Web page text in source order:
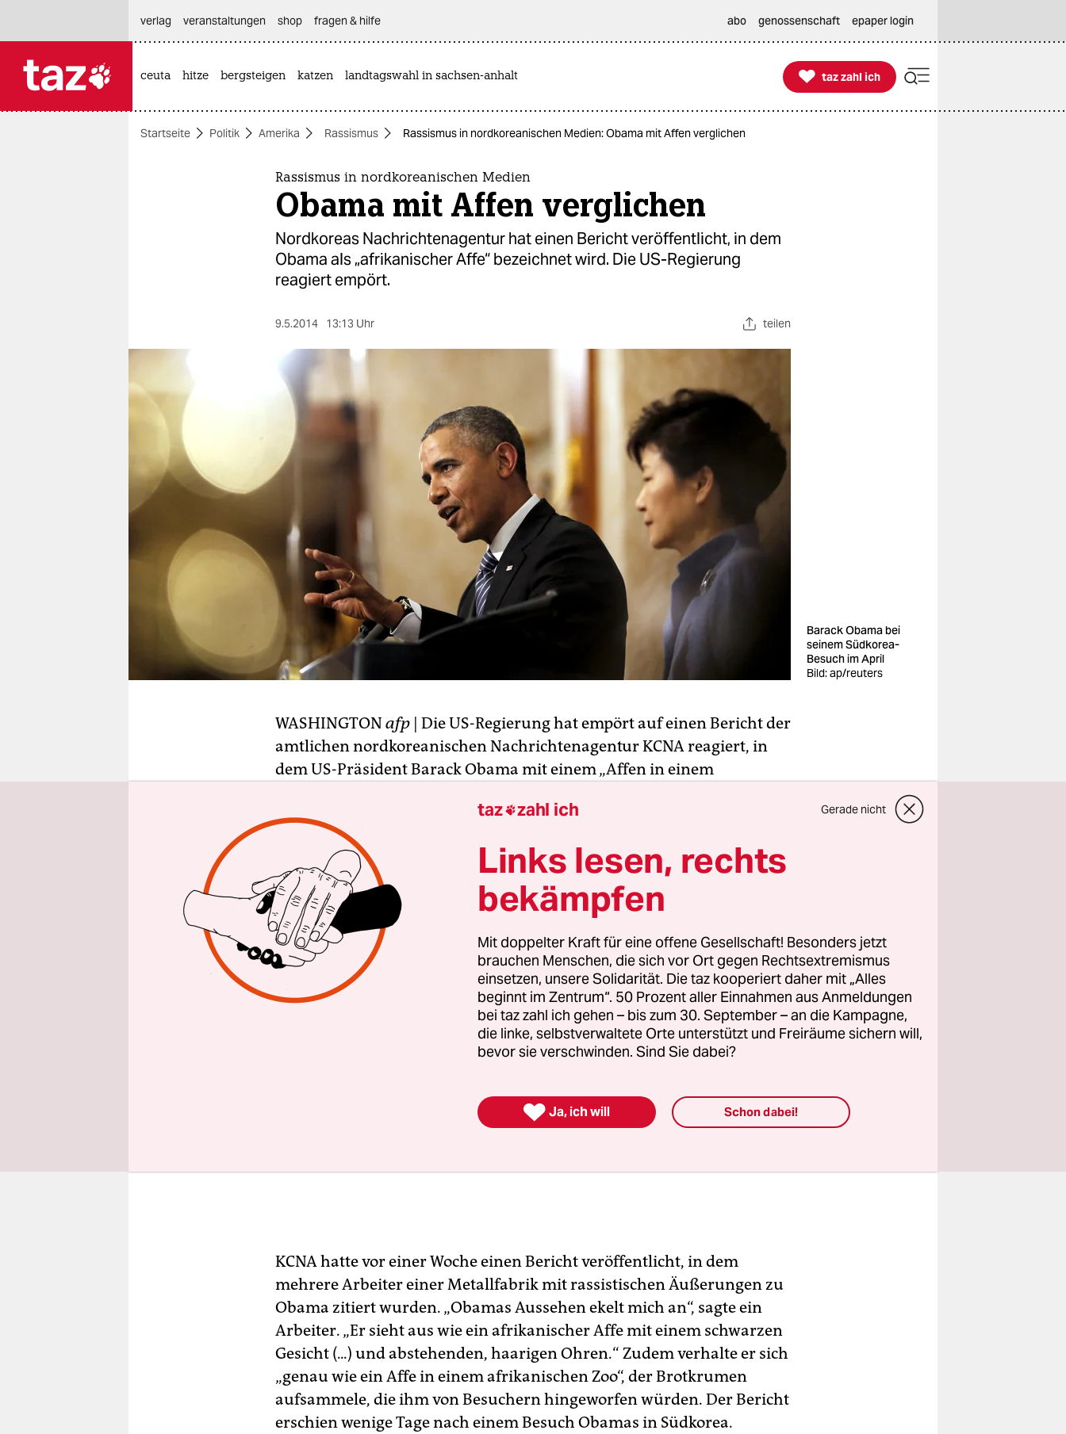
themen
nord
verlag
verlag
veranstaltungen
unterstützen
genossenschaft
verlag
veranstaltungen shop fragen & hilfe abo genossenschaft epaper login
ceuta hitze bergsteigen katzen landtagswahl in sachsen-anhalt 
taz zahl ich
taz zahl ich
Startseite Politik Amerika Rassismus Rassismus in nordkoreanischen Medien: Obama mit Affen verglichen
Rassismus in nordkoreanischen Medien
Obama mit Affen verglichen
Nordkoreas Nachrichtenagentur hat einen Bericht veröffentlicht, in dem
Obama als „afrikanischer Affe“ bezeichnet wird. Die US-Regierung
reagiert empört.
9.5.2014 13:13 Uhr teilen
Barack Obama bei
seinem Südkorea-
Besuch im April
Bild: ap/reuters
WASHINGTON afp | Die US-Regierung hat empört auf einen Bericht der
amtlichen nordkoreanischen Nachrichtenagentur KCNA reagiert, in
dem US-Präsident Barack Obama mit einem „Affen in einem
„Auch wenn die von der nordkoreanischen Regierung kontrollierten
Medien für ihr theatralisches Gehabe bekannt sind, sind diese
Kommentare besonders hässlich und respektlos“, sagte die Sprecherin
des Nationalen Sicherheitsrats, Caitlin Hayden, der
Nachrichtenagentur AFP am Donnerstag.
KCNA hatte vor einer Woche einen Bericht veröffentlicht, in dem
mehrere Arbeiter einer Metallfabrik mit rassistischen Äußerungen zu
Obama zitiert wurden. „Obamas Aussehen ekelt mich an“, sagte ein
Arbeiter. „Er sieht aus wie ein afrikanischer Affe mit einem schwarzen
Gesicht (...) und abstehenden, haarigen Ohren.“ Zudem verhalte er sich
„genau wie ein Affe in einem afrikanischen Zoo“, der Brotkrumen
aufsammele, die ihm von Besuchern hingeworfen würden. Der Bericht
erschien wenige Tage nach einem Besuch Obamas in Südkorea.
taz zahl ich Gerade nicht
Links lesen, rechts
bekämpfen
Mit doppelter Kraft für eine offene Gesellschaft! Besonders jetzt
brauchen Menschen, die sich vor Ort gegen Rechtsextremismus
einsetzen, unsere Solidarität. Die taz kooperiert daher mit „Alles
beginnt im Zentrum“. 50 Prozent aller Einnahmen aus Anmeldungen
bei taz zahl ich gehen – bis zum 30. September – an die Kampagne,
die linke, selbstverwaltete Orte unterstützt und Freiräume sichern will,
bevor sie verschwinden. Sind Sie dabei?
 Ja, ich will Schon dabei!